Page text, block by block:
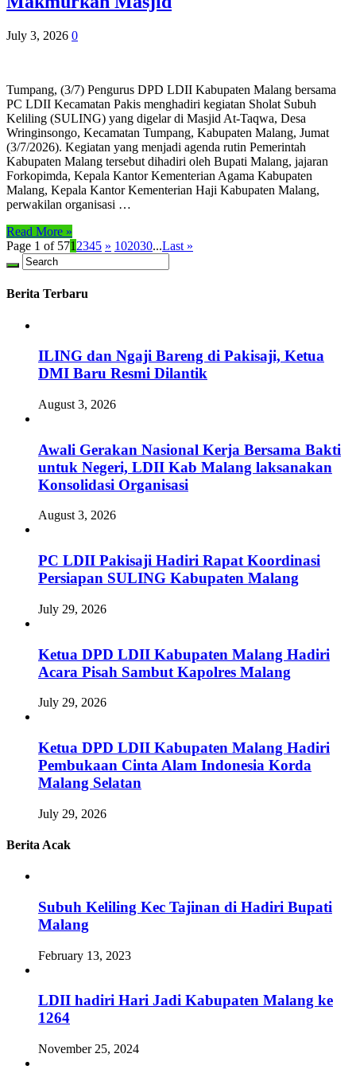
July 3, 2026 0
Tumpang, (3/7) Pengurus DPD LDII Kabupaten Malang bersama
PC LDII Kecamatan Pakis menghadiri kegiatan Sholat Subuh
Keliling (SULING) yang digelar di Masjid At-Taqwa, Desa
Wringinsongo, Kecamatan Tumpang, Kabupaten Malang, Jumat
(3/7/2026). Kegiatan yang menjadi agenda rutin Pemerintah
Kabupaten Malang tersebut dihadiri oleh Bupati Malang, jajaran
Forkopimda, Kepala Kantor Kementerian Agama Kabupaten
Malang, Kepala Kantor Kementerian Haji Kabupaten Malang,
perwakilan organisasi …
Read More »
Page 1 of 571 2345 » 102030...Last »
Berita Terbaru
ILING dan Ngaji Bareng di Pakisaji, Ketua
DMI Baru Resmi Dilantik
August 3, 2026
Awali Gerakan Nasional Kerja Bersama Bakti
untuk Negeri, LDII Kab Malang laksanakan
Konsolidasi Organisasi
August 3, 2026
PC LDII Pakisaji Hadiri Rapat Koordinasi
Persiapan SULING Kabupaten Malang
July 29, 2026
Ketua DPD LDII Kabupaten Malang Hadiri
Acara Pisah Sambut Kapolres Malang
July 29, 2026
Ketua DPD LDII Kabupaten Malang Hadiri
Pembukaan Cinta Alam Indonesia Korda
Malang Selatan
July 29, 2026
Berita Acak
Subuh Keliling Kec Tajinan di Hadiri Bupati
Malang
February 13, 2023
LDII hadiri Hari Jadi Kabupaten Malang ke
1264
November 25, 2024